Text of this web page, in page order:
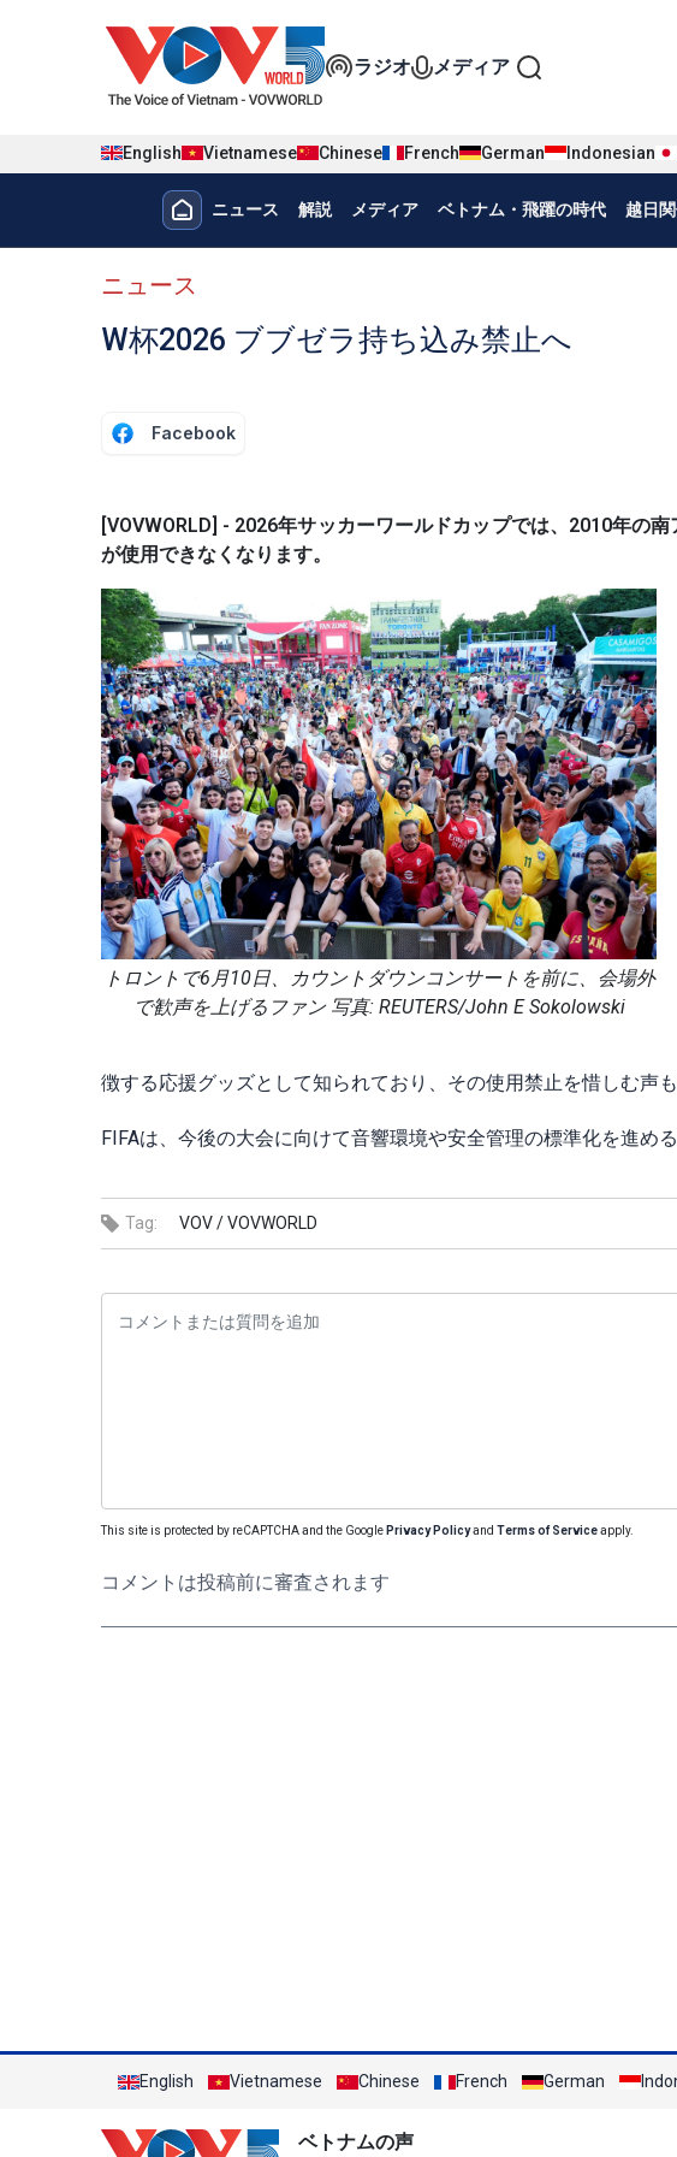
Đa phương tiện
ラジオ メディア
English Vietnamese Chinese French German Indonesian
Menu trang chủ tiếng nhật
ニュース 解説 メディア ベトナム・飛躍の時代 越日
menu phụ tiếng Nhật
ニュース
W杯2026 ブブゼラ持ち込み禁止へ
Facebook
[VOVWORLD] - 2026年サッカーワールドカップでは、2010年の
が使用できなくなります。
トロントで6月10日、カウントダウンコンサートを前に、会場外
で歓声を上げるファン 写真: REUTERS/John E Sokolowski
徴する応援グッズとして知られており、その使用禁止を惜しむ声も
FIFAは、今後の大会に向けて音響環境や安全管理の標準化を進める
Tag: VOV /VOVWORLD
This site is protected by reCAPTCHA and the Google Privacy Policyand Terms of Serviceapply.
コメントは投稿前に審査されます
English Vietnamese Chinese French German
ベトナムの声